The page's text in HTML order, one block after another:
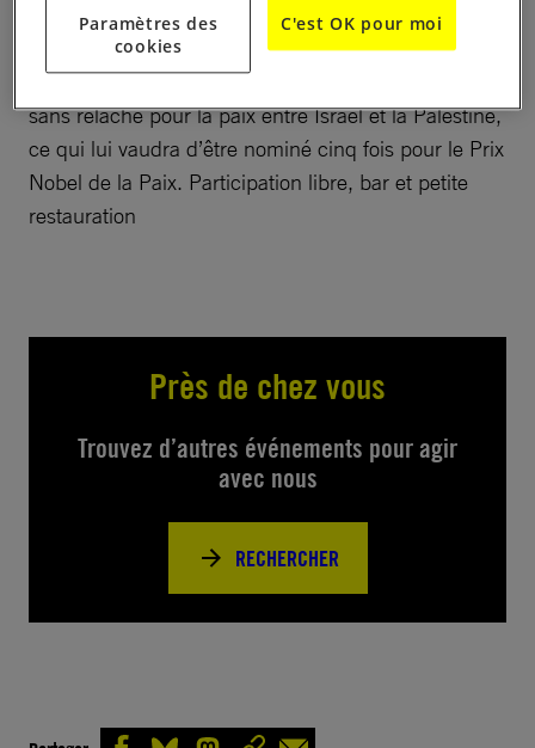
2009, tuant trois de ses filles et une nièce. Malgré
cette tragédie, il trouve la force de parler d’espoir et
de réconciliation. Exilé depuis au Canada, il milite
sans relâche pour la paix entre Israël et la Palestine,
ce qui lui vaudra d’être nominé cinq fois pour le Prix
Nobel de la Paix. Participation libre, bar et petite
restauration
Près de chez vous
Trouvez d’autres événements pour agir
avec nous
RECHERCHER
Paramètres des
cookies
C'est OK pour moi